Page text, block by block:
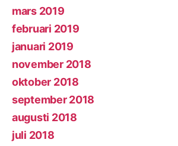
mars 2019
februari 2019
januari 2019
november 2018
oktober 2018
september 2018
augusti 2018
juli 2018